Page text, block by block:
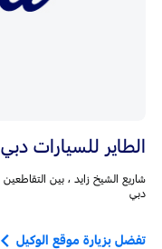
الطاير للسيارات دبي
شاريع الشيخ زايد ، بين التقاطعين 3 و 4
دبي
تفضل بزيارة موقع الوكيل